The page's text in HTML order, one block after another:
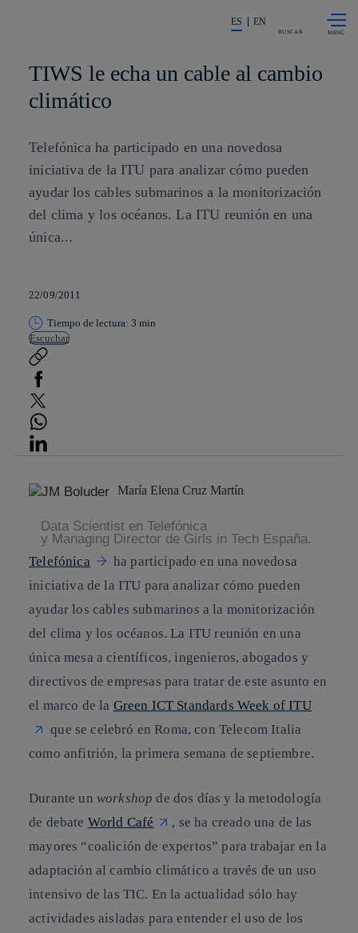
La acción en accionistas e
ES EN
BUSCAR
TIWS le echa un cable al cambio
climático
Telefónica ha participado en una novedosa
iniciativa de la ITU para analizar cómo pueden
ayudar los cables submarinos a la monitorización
del clima y los océanos. La ITU reunión en una
única...
22/09/2011
Tiempo de lectura: 3 min
Escuchar
Copiar enlace
Copiar enlace
facebook
twitter
whatsapp
linkedin
María Elena Cruz Martín
Data Scientist en Telefónica
y Managing Director de Girls in Tech España.
Telefónica
ha participado en una novedosa
iniciativa de la ITU para analizar cómo pueden
ayudar los cables submarinos a la monitorización
del clima y los océanos. La ITU reunión en una
única mesa a científicos, ingenieros, abogados y
directivos de empresas para tratar de este asunto en
el marco de la Green ICT Standards Week of ITU
que se celebró en Roma, con Telecom Italia
como anfitrión, la primera semana de septiembre.
Durante un workshop de dos días y la metodología
de debate World Café
, se ha creado una de las
mayores “coalición de expertos” para trabajar en la
adaptación al cambio climático a través de un uso
intensivo de las TIC. En la actualidad sólo hay
actividades aisladas para entender el uso de los